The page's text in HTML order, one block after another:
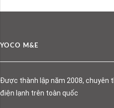
YOCO M&E
Được thành lập năm 2008, chuyên
điện lạnh trên toàn quốc